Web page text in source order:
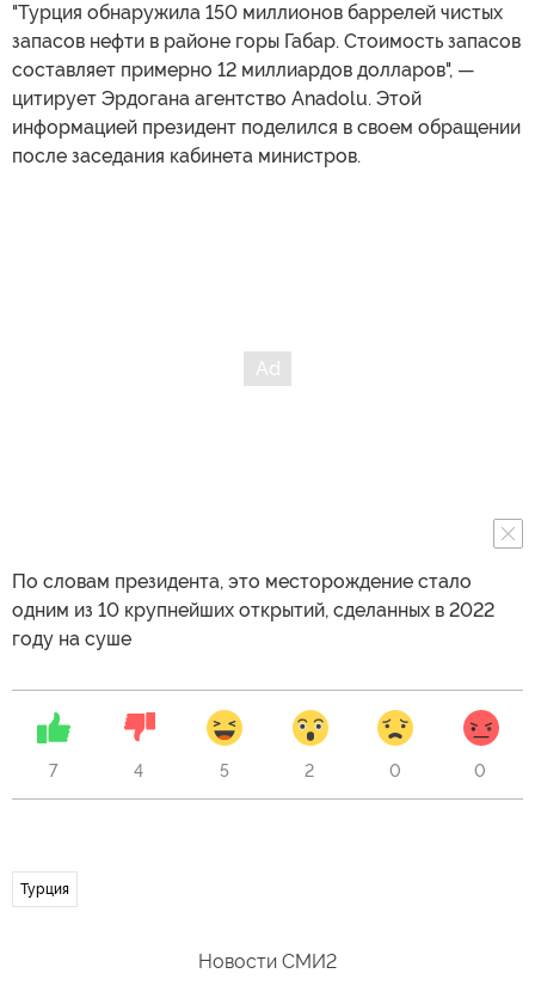
"Турция обнаружила 150 миллионов баррелей чистых
запасов нефти в районе горы Габар. Стоимость запасов
составляет примерно 12 миллиардов долларов", —
цитирует Эрдогана агентство Anadolu. Этой
информацией президент поделился в своем обращении
после заседания кабинета министров.
По словам президента, это месторождение стало
одним из 10 крупнейших открытий, сделанных в 2022
году на суше
7 4 5 2 0 0
Турция
Новости СМИ2